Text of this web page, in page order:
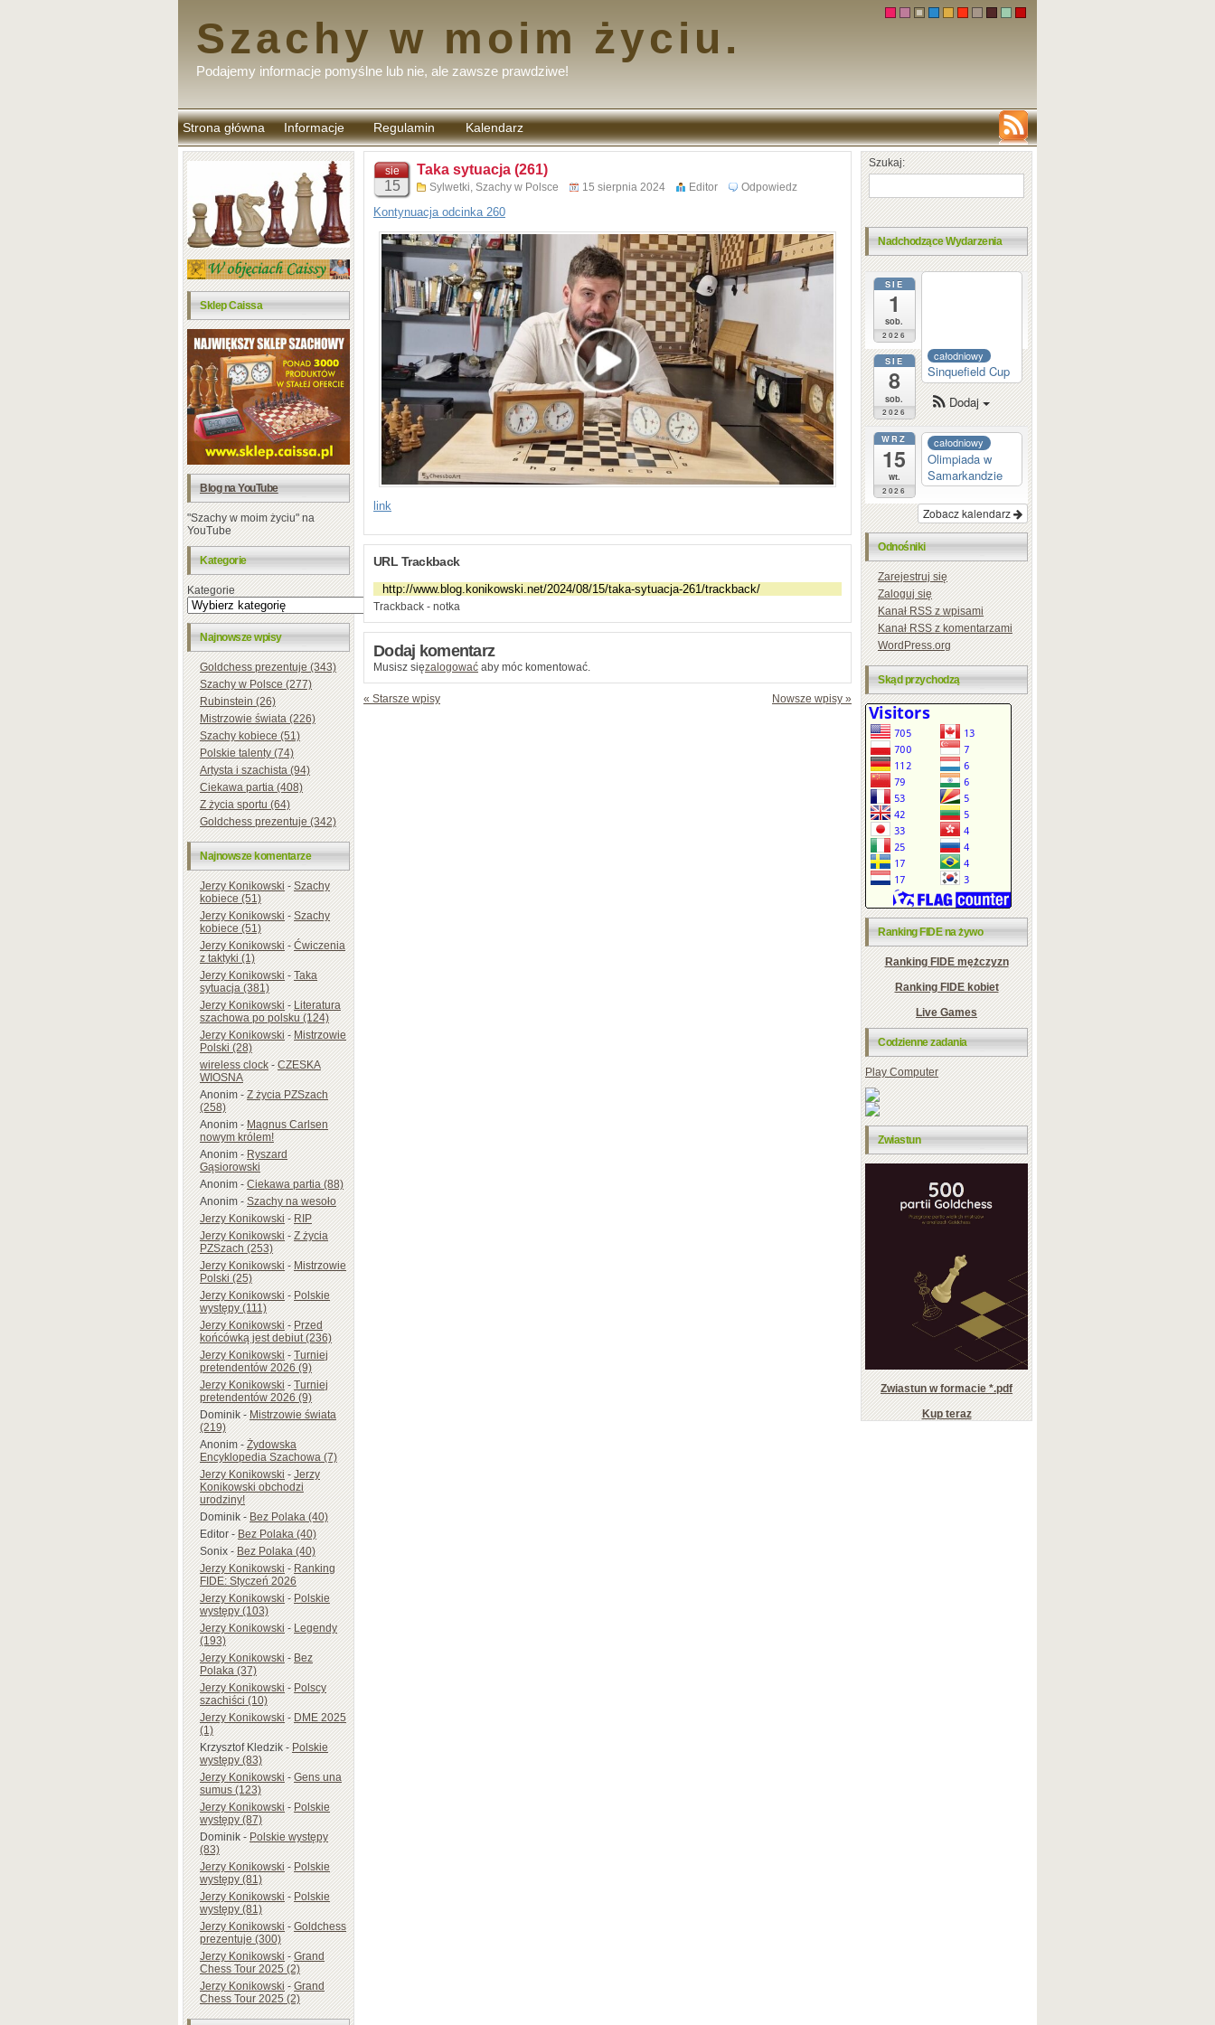
Szachy w moim życiu.
Podajemy informacje pomyślne lub nie, ale zawsze prawdziwe!
Strona główna Informacje Regulamin
komentarzy
Kalendarz
Sklep Caissa
Blog na YouTube
"Szachy w moim życiu" na
YouTube
Kategorie
Kategorie
Najnowsze wpisy
Goldchess prezentuje (343)
Szachy w Polsce (277)
Rubinstein (26)
Mistrzowie świata (226)
Szachy kobiece (51)
Polskie talenty (74)
Artysta i szachista (94)
Ciekawa partia (408)
Z życia sportu (64)
Goldchess prezentuje (342)
Najnowsze komentarze
Jerzy Konikowski-Szachy
kobiece (51)
Jerzy Konikowski-Szachy
kobiece (51)
Jerzy Konikowski-Ćwiczenia
z taktyki (1)
Jerzy Konikowski-Taka
sytuacja (381)
Jerzy Konikowski-Literatura
szachowa po polsku (124)
Jerzy Konikowski-Mistrzowie
Polski (28)
wireless clock-CZESKA
WIOSNA
Anonim-Z życia PZSzach
(258)
Anonim-Magnus Carlsen
nowym królem!
Anonim-Ryszard
Gąsiorowski
Anonim-Ciekawa partia (88)
Anonim-Szachy na wesoło
Jerzy Konikowski-RIP
Jerzy Konikowski-Z życia
PZSzach (253)
Jerzy Konikowski-Mistrzowie
Polski (25)
Jerzy Konikowski-Polskie
występy (111)
Jerzy Konikowski-Przed
końcówką jest debiut (236)
Jerzy Konikowski-Turniej
pretendentów 2026 (9)
Jerzy Konikowski-Turniej
pretendentów 2026 (9)
Dominik-Mistrzowie świata
(219)
Anonim-Żydowska
Encyklopedia Szachowa (7)
Jerzy Konikowski-Jerzy
Konikowski obchodzi
urodziny!
Dominik-Bez Polaka (40)
Editor-Bez Polaka (40)
Sonix-Bez Polaka (40)
Jerzy Konikowski-Ranking
FIDE: Styczeń 2026
Jerzy Konikowski-Polskie
występy (103)
Jerzy Konikowski-Legendy
(193)
Jerzy Konikowski-Bez
Polaka (37)
Jerzy Konikowski-Polscy
szachiści (10)
Jerzy Konikowski-DME 2025
(1)
Krzysztof Kledzik-Polskie
występy (83)
Jerzy Konikowski-Gens una
sumus (123)
Jerzy Konikowski-Polskie
występy (87)
Dominik-Polskie występy
(83)
Jerzy Konikowski-Polskie
występy (81)
Jerzy Konikowski-Polskie
występy (81)
Jerzy Konikowski-Goldchess
prezentuje (300)
Jerzy Konikowski-Grand
Chess Tour 2025 (2)
Jerzy Konikowski-Grand
Chess Tour 2025 (2)
sie
15
Taka sytuacja (261)
Sylwetki, Szachy w Polsce 15 sierpnia 2024 Editor Odpowiedz
Kontynuacja odcinka 260
link
URL Trackback
Trackback - notka
Dodaj komentarz
Musisz sięzalogować aby móc komentować.
« Starsze wpisy Nowsze wpisy »
Szukaj:
Nadchodzące Wydarzenia
SIE
1
sob.
2026
SIE
8
sob.
2026
całodniowy
Sinquefield Cup
WRZ
15
wt.
2026
całodniowy
Olimpiada w
Samarkandzie
Zobacz kalendarz
Dodaj
Odnośniki
Zarejestruj się
Zaloguj się
KanałRSSz wpisami
KanałRSSz komentarzami
WordPress.org
Skąd przychodzą
Ranking FIDE na żywo
Ranking FIDE mężczyzn
Ranking FIDE kobiet
Live Games
Codzienne zadania
Play Computer
Zwiastun
Zwiastun w formacie *.pdf
Kup teraz